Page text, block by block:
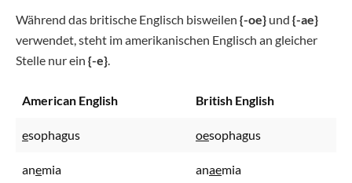
Während das britische Englisch bisweilen {-oe} und {-ae}
verwendet, steht im amerikanischen Englisch an gleicher
Stelle nur ein {-e}
American English British English
esophagus oesophagus
anemia anaemia